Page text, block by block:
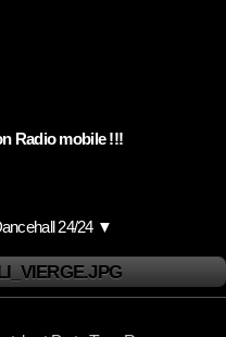
Radio mobile !!!
24/24 ▼